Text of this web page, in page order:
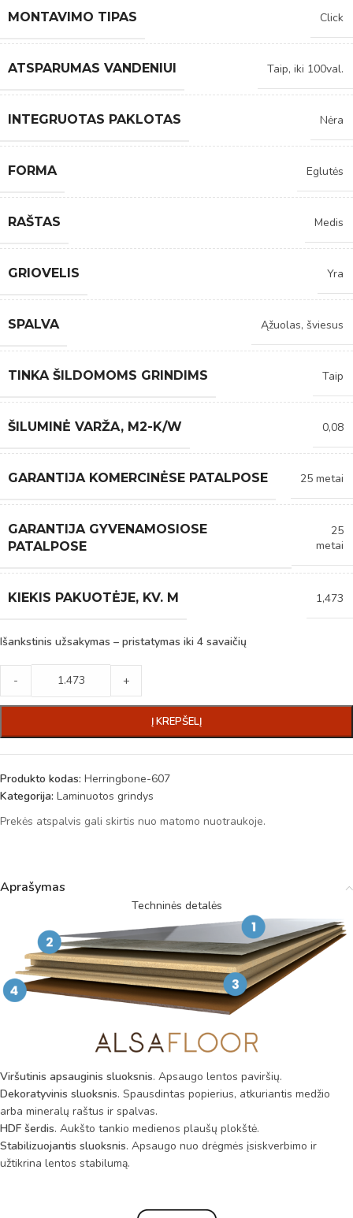
MONTAVIMO TIPAS Click
ATSPARUMAS VANDENIUI Taip, iki 100val.
INTEGRUOTAS PAKLOTAS Nėra
FORMA Eglutės
RAŠTAS Medis
GRIOVELIS Yra
SPALVA Ąžuolas, šviesus
TINKA ŠILDOMOMS GRINDIMS Taip
ŠILUMINĖ VARŽA, M2-K/W 0,08
GARANTIJA KOMERCINĖSE PATALPOSE 25 metai
GARANTIJA GYVENAMOSIOSE
PATALPOSE
25
metai
KIEKIS PAKUOTĖJE, KV. M 1,473
Išankstinis užsakymas – pristatymas iki 4 savaičių
- +
Į KREPŠELĮ
Produkto kodas: Herringbone-607
Kategorija: Laminuotos grindys
Prekės atspalvis gali skirtis nuo matomo nuotraukoje.
Aprašymas
Techninės detalės
Viršutinis apsauginis sluoksnis. Apsaugo lentos paviršių.
Dekoratyvinis sluoksnis. Spausdintas popierius, atkuriantis medžio
arba mineralų raštus ir spalvas.
HDF šerdis. Aukšto tankio medienos plaušų plokštė.
Stabilizuojantis sluoksnis. Apsaugo nuo drėgmės įsiskverbimo ir
užtikrina lentos stabilumą.